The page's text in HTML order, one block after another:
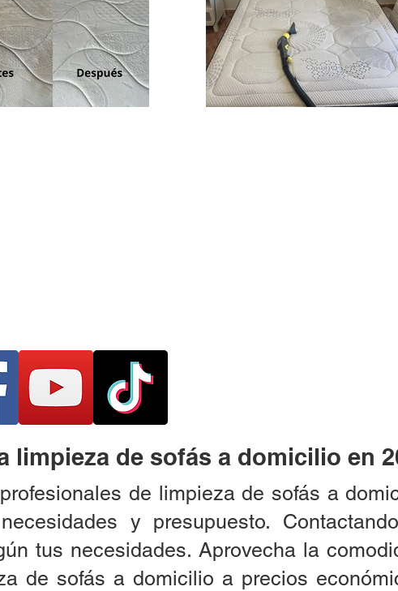
limpieza de sofás a domicilio en
de limpieza de sofás a
y presupuesto.
tus necesidades. Aprovecha la
de sofás a domicilio a precios